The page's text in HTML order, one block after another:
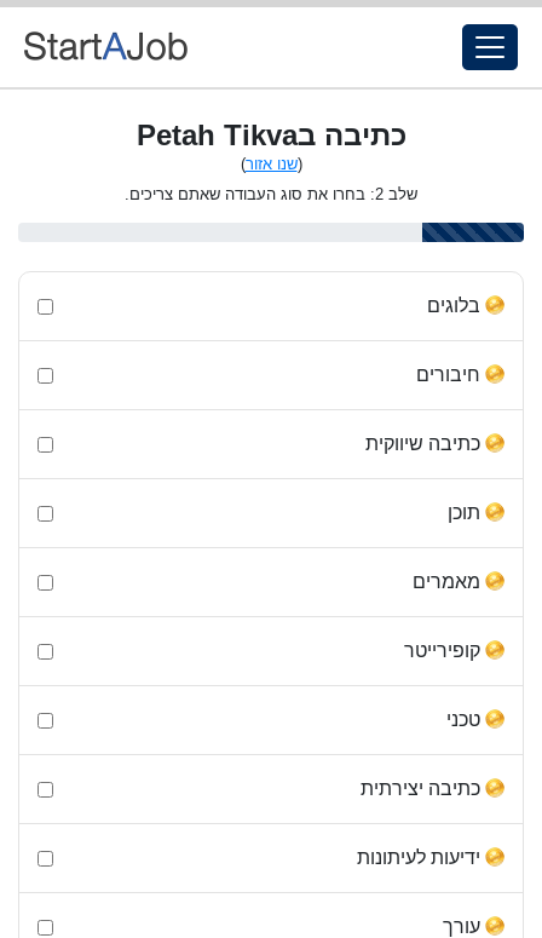
כתיבה בPetah Tikva
(שנו אזור)
שלב 2: בחרו את סוג העבודה שאתם צריכים.
בלוגים
חיבורים
כתיבה שיווקית
תוכן
מאמרים
קופירייטר
טכני
כתיבה יצירתית
ידיעות לעיתונות
עורך